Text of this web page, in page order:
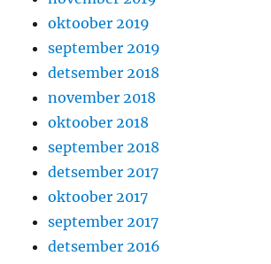
oktoober 2019
september 2019
detsember 2018
november 2018
oktoober 2018
september 2018
detsember 2017
oktoober 2017
september 2017
detsember 2016